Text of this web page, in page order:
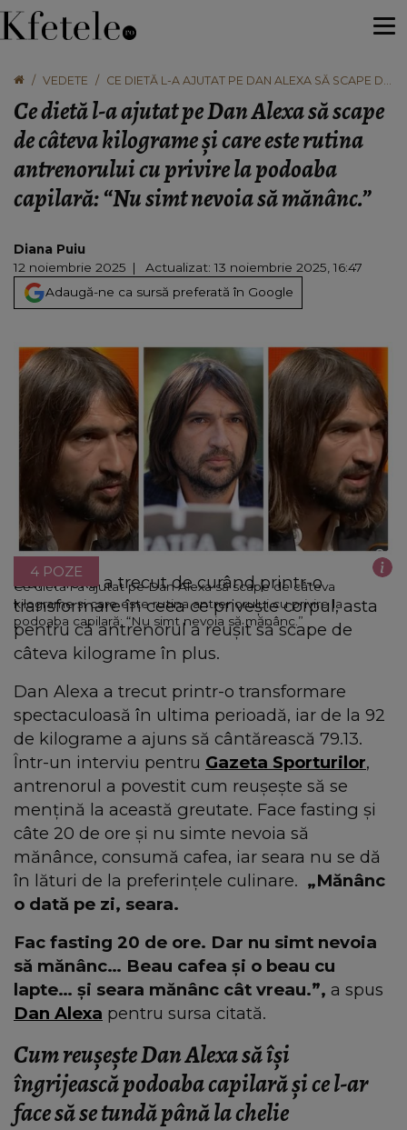
VEDETE
CE DIETĂ L-A AJUTAT PE DAN ALEXA SĂ SCAPE DE
ANTRENORULUI CU PRIVIRE LA PODOABA
CAPILARĂ: “NU SIMT NEVOIA SĂ MĂNÂNC.”
Ce dietă l-a ajutat pe Dan Alexa să scape
de câteva kilograme și care este rutina
antrenorului cu privire la podoaba
capilară: “Nu simt nevoia să mănânc.”
Diana Puiu
12 noiembrie 2025
Actualizat: 13 noiembrie 2025, 16:47
Adaugă-ne ca sursă preferată în Google
Ce dietă l-a ajutat pe Dan Alexa să scape de câteva
kilograme și care este rutina antrenorului cu privire la
podoaba capilară: “Nu simt nevoia să mănânc.”
4 POZE
Dan Alexa a trecut de curând printr-o
transformare în ceea ce privește corpul, asta
pentru că antrenorul a reușit să scape de
câteva kilograme în plus.
Dan Alexa a trecut printr-o transformare
spectaculoasă în ultima perioadă, iar de la 92
de kilograme a ajuns să cântărească 79.13.
Într-un interviu pentru Gazeta Sporturilor,
antrenorul a povestit cum reușește să se
mențină la această greutate. Face fasting și
câte 20 de ore și nu simte nevoia să
mănânce, consumă cafea, iar seara nu se dă
în lături de la preferințele culinare. „Mănânc
o dată pe zi, seara.
Fac fasting 20 de ore. Dar nu simt nevoia
să mănânc… Beau cafea și o beau cu
lapte… și seara mănânc cât vreau.”, a spus
Dan Alexa pentru sursa citată.
Cum reușește Dan Alexa să își
îngrijească podoaba capilară și ce l-ar
face să se tundă până la chelie